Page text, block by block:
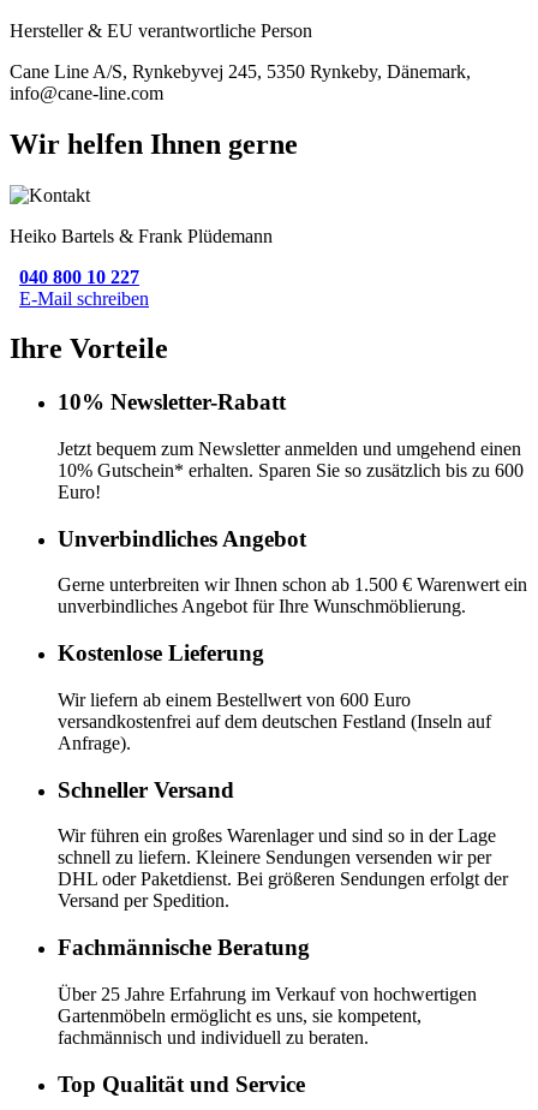
Hersteller & EU verantwortliche Person
Cane Line A/S, Rynkebyvej 245, 5350 Rynkeby, Dänemark,
info@cane-line.com
Wir helfen Ihnen gerne
Heiko Bartels & Frank Plüdemann
040 800 10 227
E-Mail schreiben
Ihre Vorteile
10% Newsletter-Rabatt
Jetzt bequem zum Newsletter anmelden und umgehend einen
10% Gutschein* erhalten. Sparen Sie so zusätzlich bis zu 600
Euro!
Unverbindliches Angebot
Gerne unterbreiten wir Ihnen schon ab 1.500 € Warenwert ein
unverbindliches Angebot für Ihre Wunschmöblierung.
Kostenlose Lieferung
Wir liefern ab einem Bestellwert von 600 Euro
versandkostenfrei auf dem deutschen Festland (Inseln auf
Anfrage).
Schneller Versand
Wir führen ein großes Warenlager und sind so in der Lage
schnell zu liefern. Kleinere Sendungen versenden wir per
DHL oder Paketdienst. Bei größeren Sendungen erfolgt der
Versand per Spedition.
Fachmännische Beratung
Über 25 Jahre Erfahrung im Verkauf von hochwertigen
Gartenmöbeln ermöglicht es uns, sie kompetent,
fachmännisch und individuell zu beraten.
Top Qualität und Service